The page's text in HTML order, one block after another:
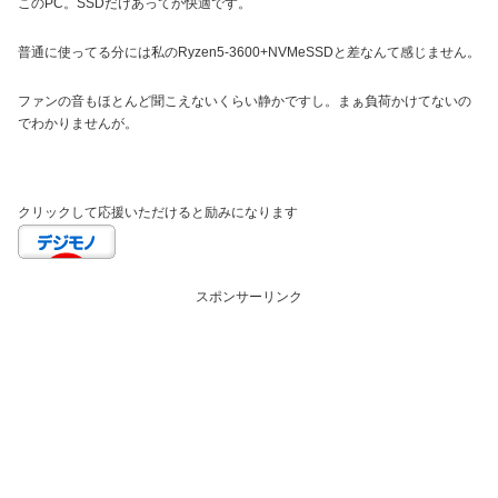
このPC。SSDだけあってか快適です。
普通に使ってる分には私のRyzen5-3600+NVMeSSDと差なんて感じません。
ファンの音もほとんど聞こえないくらい静かですし。まぁ負荷かけてないの
でわかりませんが。
クリックして応援いただけると励みになります
スポンサーリンク